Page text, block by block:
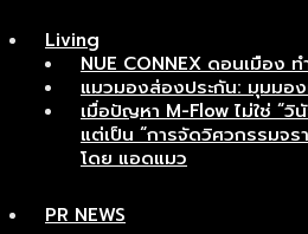
Living
NUE CONNEX ดอนเมือง
แมวมองส่องประกัน: มุมมอ
เมื่อปัญหา M-Flow ไม่ใช่ “วิ
แต่เป็น “การจัดวิศวกรรมจ
โดย แอดแมว
PR NEWS